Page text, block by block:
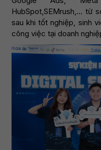
HubSpot,SEMrush,… từ
sau khi tốt nghiệp, sinh
công việc tại doanh